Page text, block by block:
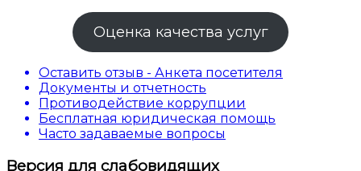
Оценка качества услуг
Оставить отзыв - Анкета посетителя
Документы и отчетность
Противодействие коррупции
Бесплатная юридическая помощь
Часто задаваемые вопросы
Версия для слабовидящих